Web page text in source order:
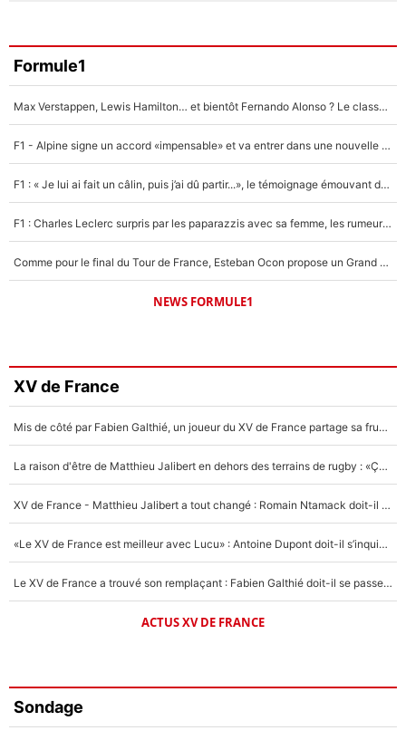
Formule1
Max Verstappen, Lewis Hamilton… et bientôt Fernando Alonso ? Le classement des pilotes les mieux payés en Formule 1 risque de changer !
F1 - Alpine signe un accord «impensable» et va entrer dans une nouvelle dimension : Grande nouvelle pour Pierre Gasly !
F1 : « Je lui ai fait un câlin, puis j’ai dû partir...», le témoignage émouvant de Max Verstappen sur sa fille
F1 : Charles Leclerc surpris par les paparazzis avec sa femme, les rumeurs étaient vraies !
Comme pour le final du Tour de France, Esteban Ocon propose un Grand Prix de Formule 1 à Paris : «Autour de l’Arc de Triomphe, ce serait génial» !
NEWS FORMULE1
XV de France
Mis de côté par Fabien Galthié, un joueur du XV de France partage sa frustration : «ils ne me l’ont pas dit tout de suite»
La raison d'être de Matthieu Jalibert en dehors des terrains de rugby : «Ça m'atteint autant que si tu touches à un membre de ma famille»
XV de France - Matthieu Jalibert a tout changé : Romain Ntamack doit-il s’inquiéter pour sa place à un an de la Coupe du monde ?
«Le XV de France est meilleur avec Lucu» : Antoine Dupont doit-il s’inquiéter pour sa place ?
Le XV de France a trouvé son remplaçant : Fabien Galthié doit-il se passer d'Antoine Dupont ?
ACTUS XV DE FRANCE
Sondage